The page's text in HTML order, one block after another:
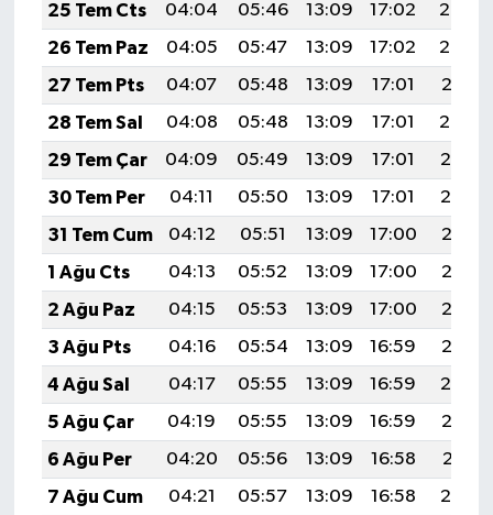
25 Tem Cts
04:04 05:46 13:09 17:02
20:23
26 Tem Paz
04:05 05:47 13:09 17:02
20:22
27 Tem Pts
04:07 05:48 13:09 17:01
20:21
28 Tem Sal
04:08 05:48 13:09 17:01
20:20
29 Tem Çar
04:09 05:49 13:09 17:01
20:19
30 Tem Per
04:11 05:50 13:09 17:01
20:19
31 Tem Cum
04:12 05:51 13:09 17:00
20:18
1 Ağu Cts
04:13 05:52 13:09 17:00
20:17
2 Ağu Paz
04:15 05:53 13:09 17:00
20:16
3 Ağu Pts
04:16 05:54 13:09 16:59
20:15
4 Ağu Sal
04:17 05:55 13:09 16:59
20:14
5 Ağu Çar
04:19 05:55 13:09 16:59
20:12
6 Ağu Per
04:20 05:56 13:09 16:58
20:11
7 Ağu Cum
04:21 05:57 13:09 16:58
20:10